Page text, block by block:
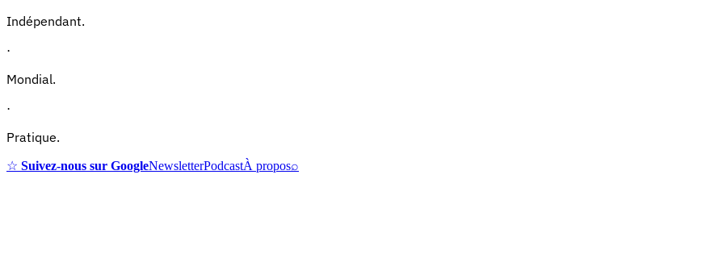
Indépendant.
·
Mondial.
·
Pratique.
☆ Suivez-nous sur GoogleNewsletterPodcastÀ propos⌕